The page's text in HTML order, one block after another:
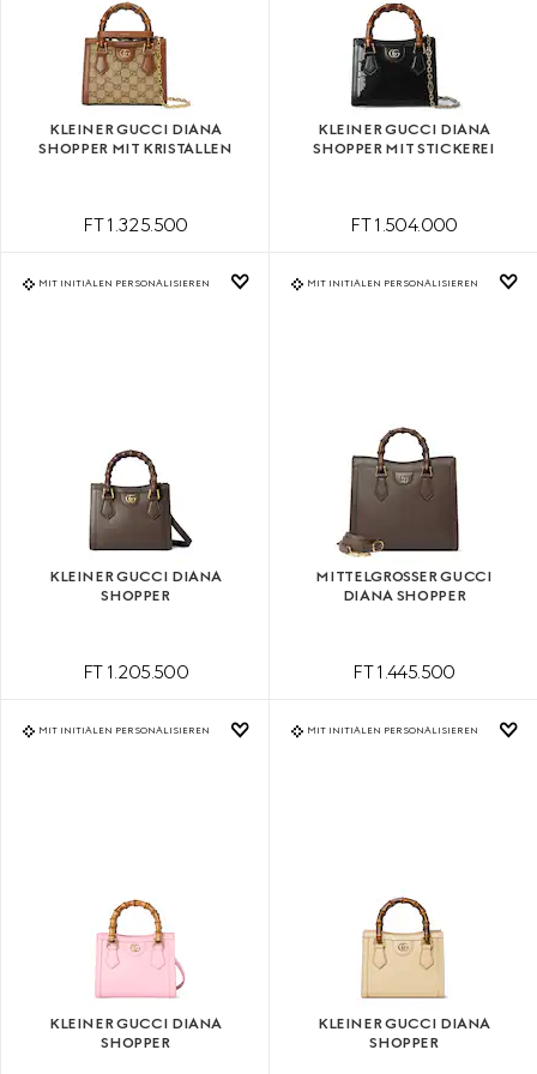
KLEINER GUCCI DIANA
SHOPPER MIT KRISTALLEN
FT 1.325.500
KLEINER GUCCI DIANA
SHOPPER MIT STICKEREI
FT 1.504.000
MIT INITIALEN PERSONALISIEREN
KLEINER GUCCI DIANA
SHOPPER
FT 1.205.500
MIT INITIALEN PERSONALISIEREN
MITTELGROSSER GUCCI D
IANA SHOPPER
FT 1.445.500
MIT INITIALEN PERSONALISIEREN
KLEINER GUCCI DIANA
SHOPPER
MIT INITIALEN PERSONALISIEREN
KLEINER GUCCI DIANA
SHOPPER